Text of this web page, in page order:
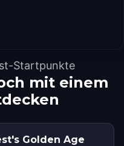
Startpunkte
mit einem
Golden Age